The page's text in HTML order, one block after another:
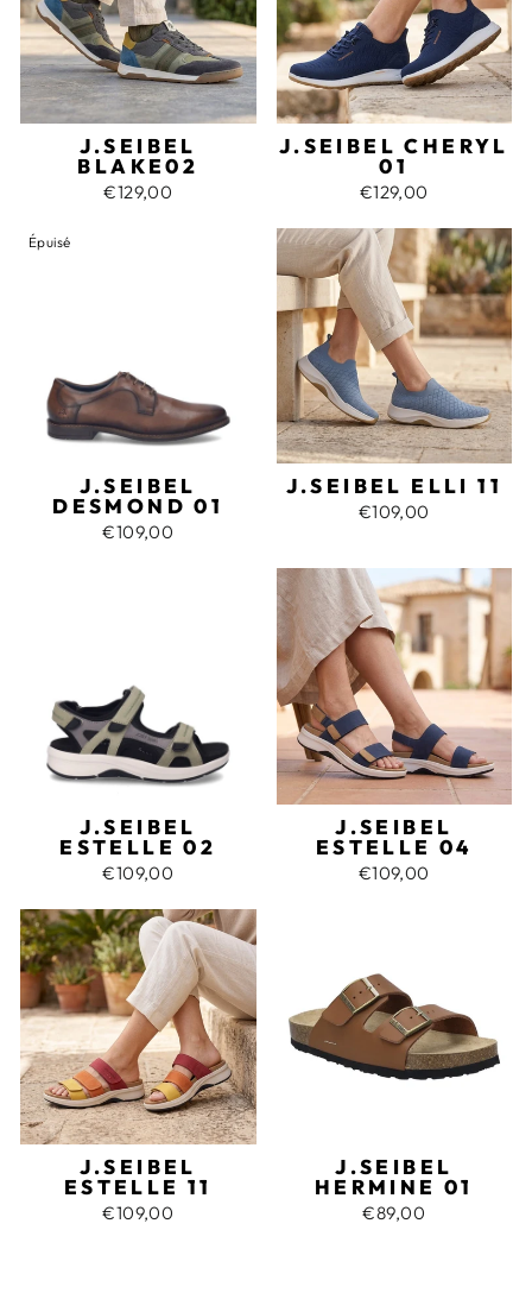
J.SEIBEL
BLAKE02
€129,00
J.SEIBEL CHERYL
01
€129,00
Épuisé
J.SEIBEL
DESMOND 01
€109,00
J.SEIBEL ELLI 11
€109,00
J.SEIBEL
ESTELLE 02
€109,00
J.SEIBEL
ESTELLE 04
€109,00
J.SEIBEL
ESTELLE 11
€109,00
J.SEIBEL
HERMINE 01
€89,00